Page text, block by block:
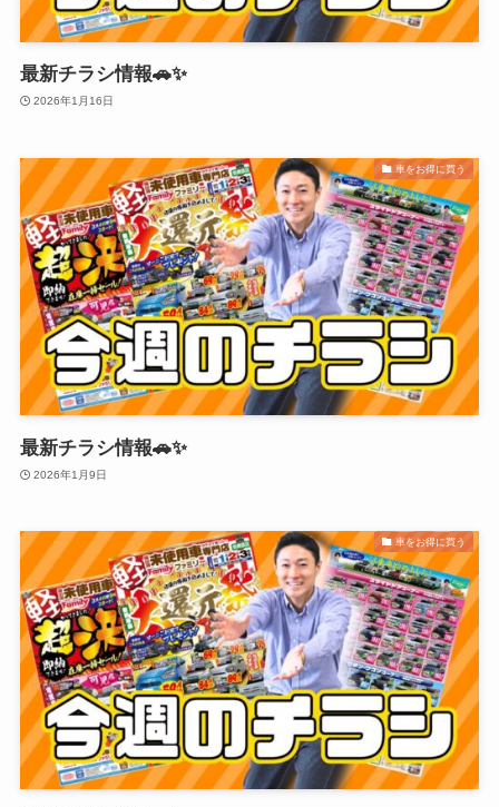
最新チラシ情報🚗✨
2026年1月16日
車をお得に買う
最新チラシ情報🚗✨
2026年1月9日
車をお得に買う